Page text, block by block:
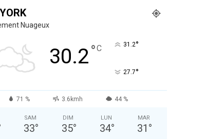
Nuageux
30.2°C 31.2°
27.7°
71 % 3.6kmh 44 %
SAM
33°
DIM
35°
LUN
34°
MAR
31 °